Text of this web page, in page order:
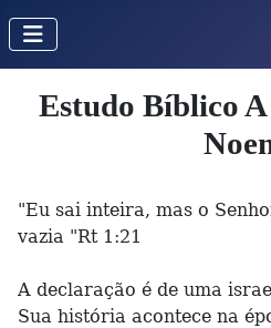
Estudo Bíblico
"Eu sai inteira, mas o
vazia "Rt 1:21
A declaração é de uma
Sua história acontece na